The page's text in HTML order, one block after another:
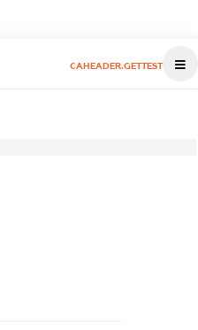
CAHEADER.GETTEST